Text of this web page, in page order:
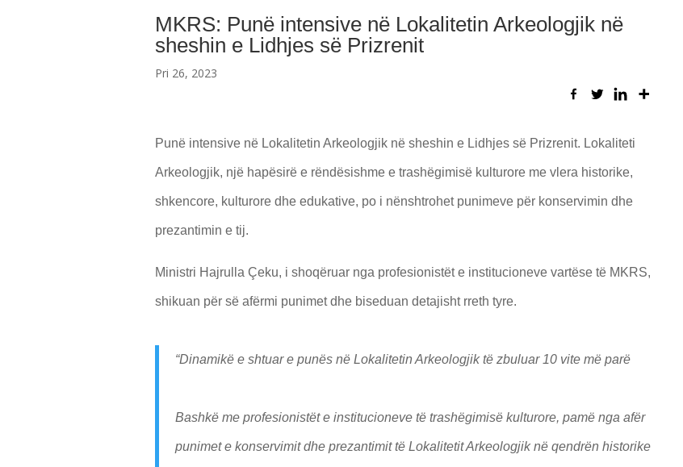
MKRS: Punë intensive në Lokalitetin Arkeologjik në
sheshin e Lidhjes së Prizrenit
Pri 26, 2023
Punë intensive në Lokalitetin Arkeologjik në sheshin e Lidhjes së Prizrenit. Lokaliteti
Arkeologjik, një hapësirë e rëndësishme e trashëgimisë kulturore me vlera historike,
shkencore, kulturore dhe edukative, po i nënshtrohet punimeve për konservimin dhe
prezantimin e tij.
Ministri Hajrulla Çeku, i shoqëruar nga profesionistët e institucioneve vartëse të MKRS,
shikuan për së afërmi punimet dhe biseduan detajisht rreth tyre.
“Dinamikë e shtuar e punës në Lokalitetin Arkeologjik të zbuluar 10 vite më parë
Bashkë me profesionistët e institucioneve të trashëgimisë kulturore, pamë nga afër
punimet e konservimit dhe prezantimit të Lokalitetit Arkeologjik në qendrën historike